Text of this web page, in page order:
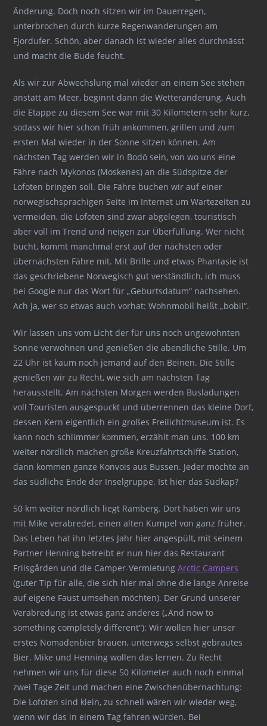
Änderung. Doch noch sitzen wir im Dauerregen,
unterbrochen durch kurze Regenwanderungen am
Fjordufer. Schön, aber danach ist wieder alles durchnässt
und macht die Bude feucht.
Als wir zur Abwechslung mal wieder an einem See stehen
anstatt am Meer, beginnt dann die Wetteränderung. Auch
die Etappe zu diesem See war mit 30 Kilometern sehr kurz,
sodass wir hier schon früh ankommen, grillen und zum
ersten Mal wieder in der Sonne sitzen können. Am
nächsten Tag werden wir in Bodö sein, von wo uns eine
Fähre nach Mykonos (Moskenes) an die Südspitze der
Lofoten bringen soll. Die Fähre buchen wir auf einer
norwegischsprachigen Seite im Internet um Wartezeiten zu
vermeiden, die Lofoten sind zwar abgelegen, touristisch
aber voll im Trend und neigen zur Überfüllung. Wer nicht
bucht, kommt manchmal erst auf der nächsten oder
übernächsten Fähre mit. Mit Brille und etwas Phantasie ist
das geschriebene Norwegisch gut verständlich, ich muss
bei Google nur das Wort für „Geburtsdatum“ nachsehen.
Ach ja, wer so etwas auch vorhat: Wohnmobil heißt „bobil“.
Wir lassen uns vom Licht der für uns noch ungewohnten
Sonne verwöhnen und genießen die abendliche Stille. Um
22 Uhr ist kaum noch jemand auf den Beinen. Die Stille
genießen wir zu Recht, wie sich am nächsten Tag
herausstellt. Am nächsten Morgen werden Busladungen
voll Touristen ausgespuckt und überrennen das kleine Dorf,
dessen Kern eigentlich ein großes Freilichtmuseum ist. Es
kann noch schlimmer kommen, erzählt man uns. 100 km
weiter nördlich machen große Kreuzfahrtschiffe Station,
dann kommen ganze Konvois aus Bussen. Jeder möchte an
das südliche Ende der Inselgruppe. Ist hier das Südkap?
50 km weiter nördlich liegt Ramberg. Dort haben wir uns
mit Mike verabredet, einen alten Kumpel von ganz früher.
Das Leben hat ihn letztes Jahr hier angespült, mit seinem
Partner Henning betreibt er nun hier das Restaurant
Friisgården und die Camper-VermietungArctic Campers
(guter Tip für alle, die sich hier mal ohne die lange Anreise
auf eigene Faust umsehen möchten). Der Grund unserer
Verabredung ist etwas ganz anderes („And now to
something completely different“): Wir wollen hier unser
erstes Nomadenbier brauen, unterwegs selbst gebrautes
Bier. Mike und Henning wollen das lernen. Zu Recht
nehmen wir uns für diese 50 Kilometer auch noch einmal
zwei Tage Zeit und machen eine Zwischenübernachtung:
Die Lofoten sind klein, zu schnell wären wir wieder weg,
wenn wir das in einem Tag fahren würden. Bei